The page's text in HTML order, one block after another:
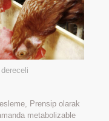
Prensip olarak
metabolizable